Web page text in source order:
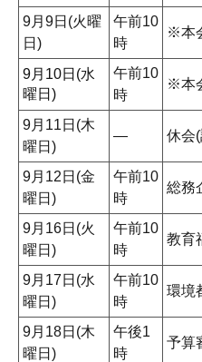
9月9日(火曜
日)
午前10
時
※本
9月10日(水
曜日)
午前10
時
※本
9月11日(木
曜日)
― 休会
9月12日(金
曜日)
午前10
時
総務
9月16日(火
曜日)
午前10
時
教育
9月17日(水
曜日)
午前10
時
環境
9月18日(木
曜日)
午後1
時
予算